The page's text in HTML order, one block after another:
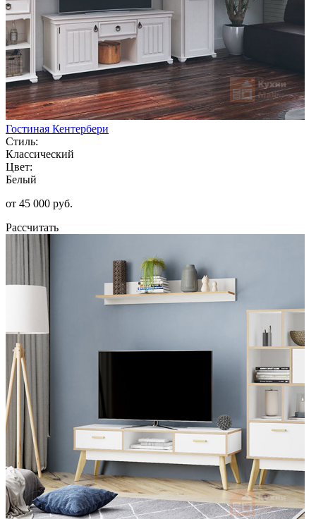
Гостиная Кентербери
Стиль:
Классический
Цвет:
Белый
от 45 000 руб.
Рассчитать